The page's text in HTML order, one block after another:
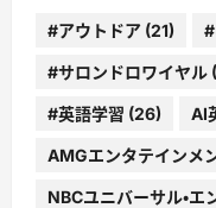
#アウトドア (21)
#サロンドロワイヤル
#英語学習 (26) AI
AMGエンタテインメ
NBCユニバーサル・